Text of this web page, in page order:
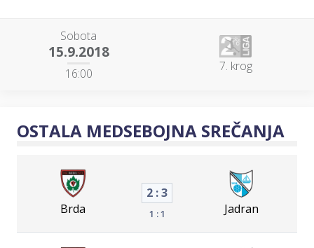
Sobota
15.9.2018
16:00 7. krog
OSTALA MEDSEBOJNA SREČANJA
Brda
2 : 3
1 : 1 Jadran